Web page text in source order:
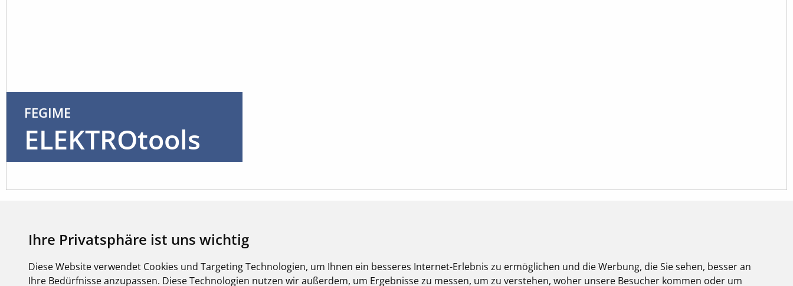
Ihre Privatsphäre ist uns wichtig
Diese Website verwendet Cookies und Targeting Technologien, um Ihnen ein besseres Internet-Erlebnis zu ermöglichen und die Werbung, die Sie sehen, besser an
Ihre Bedürfnisse anzupassen. Diese Technologien nutzen wir außerdem, um Ergebnisse zu messen, um zu verstehen, woher unsere Besucher kommen oder um
FEGIME
ELEKTROtools